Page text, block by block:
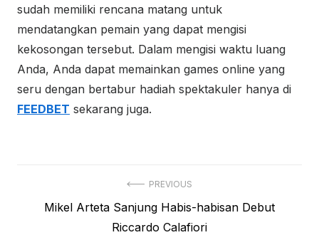
sudah memiliki rencana matang untuk
mendatangkan pemain yang dapat mengisi
kekosongan tersebut. Dalam mengisi waktu luang
Anda, Anda dapat memainkan games online yang
seru dengan bertabur hadiah spektakuler hanya di
FEEDBET sekarang juga.
navigation
PREVIOUS
Previous
Mikel Arteta Sanjung Habis-habisan Debut
Riccardo Calafiori